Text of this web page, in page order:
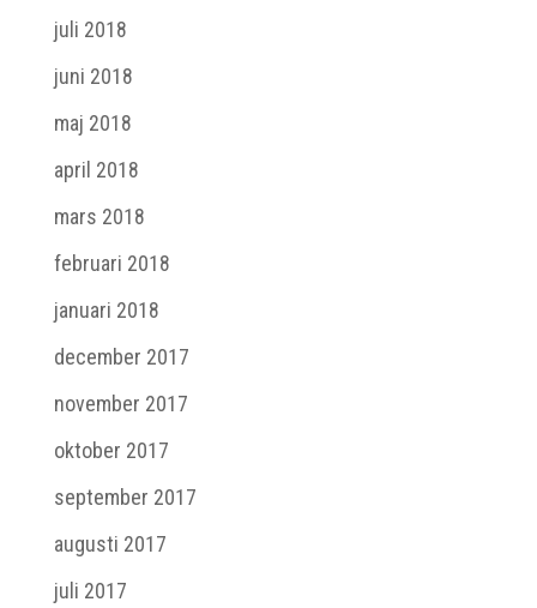
juli 2018
juni 2018
maj 2018
april 2018
mars 2018
februari 2018
januari 2018
december 2017
november 2017
oktober 2017
september 2017
augusti 2017
juli 2017